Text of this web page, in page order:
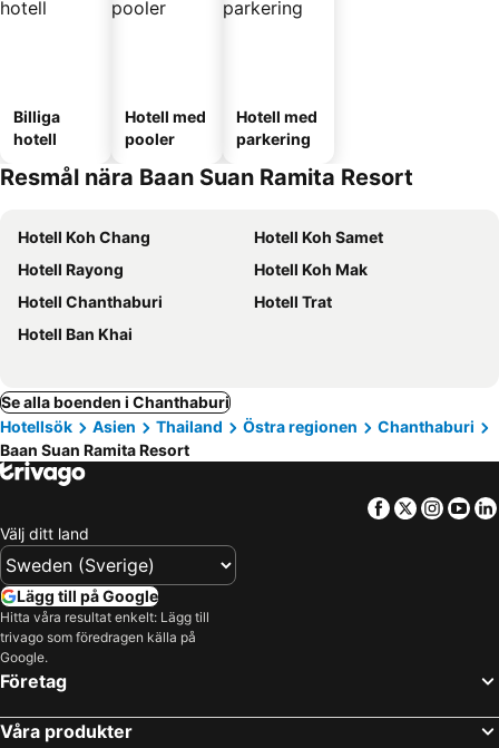
Billiga
hotell
Hotell med
pooler
Hotell med
parkering
Resmål nära Baan Suan Ramita Resort
Hotell Koh Chang
Hotell Koh Samet
Hotell Rayong
Hotell Koh Mak
Hotell Chanthaburi
Hotell Trat
Hotell Ban Khai
Se alla boenden i Chanthaburi
Hotellsök
Asien Thailand Östra regionen
Chanthaburi
Baan Suan Ramita Resort
Facebook
Twitter
Välj ditt land
Lägg till på Google
Hitta våra resultat enkelt: Lägg till
trivago som föredragen källa på
Google.
Företag
Våra produkter